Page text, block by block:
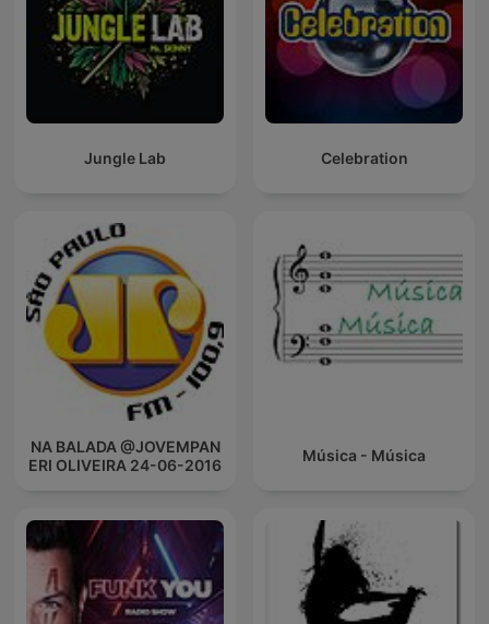
Jungle Lab Celebration
NA BALADA @JOVEMPAN
ERI OLIVEIRA 24-06-2016
Música - Música